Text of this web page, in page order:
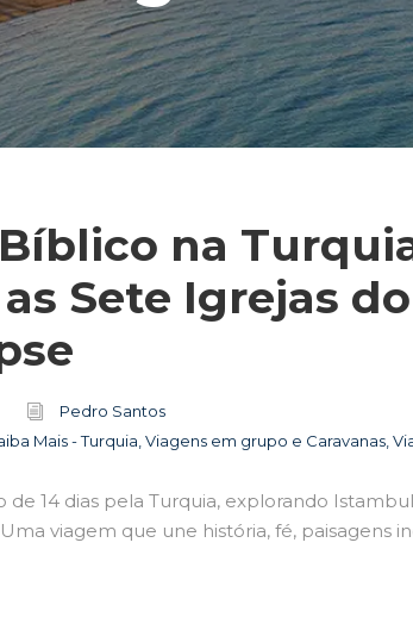
na
Sete Igrejas do
Pedro Santos
Mais - Turquia Viagens em grupo e Caravanas
14 dias pela Turquia, explorando
viagem que une história, fé, paisagens